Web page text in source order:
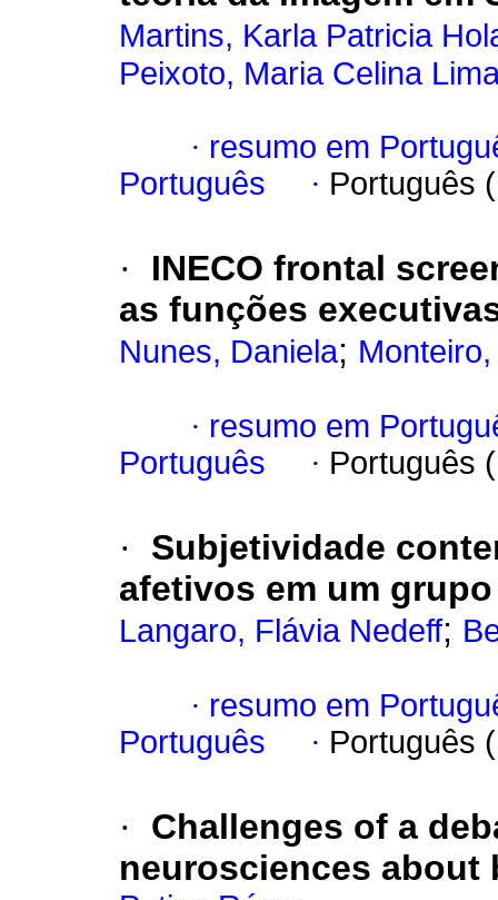
Martins, Karla Patricia
Peixoto, Maria Celina
· resumo em
Português
· Português
·
INECO frontal
as funções
Nunes, Daniela;
· resumo em
Português
· Português
·
Subjetividade
afetivos em um
Langaro, Flávia Nedeff;
· resumo em
Português
· Português
·
Challenges of a
neurosciences about